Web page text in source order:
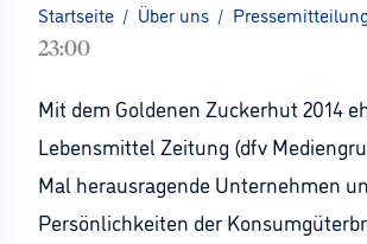
Startseite / Über uns /
23:00
Mit dem Goldenen Zuckerhut 2014
Lebensmittel Zeitung (dfv
Mal herausragende Unternehmen
Persönlichkeiten der